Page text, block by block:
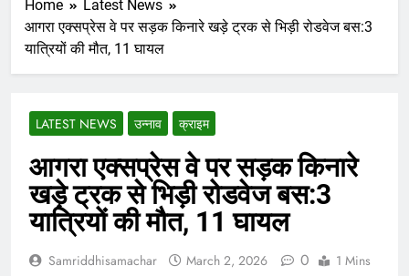
Home
Latest News
आगरा एक्सप्रेस वे पर सड़क किनारे खड़े ट्रक से भिड़ी रोडवेज बस:3
यात्रियों की मौत, 11 घायल
LATEST NEWS उन्नाव क्राइम
आगरा एक्सप्रेस वे पर सड़क किनारे
खड़े ट्रक से भिड़ी रोडवेज बस:3
यात्रियों की मौत, 11 घायल
Samriddhisamachar March 2, 2026 0 1 Mins